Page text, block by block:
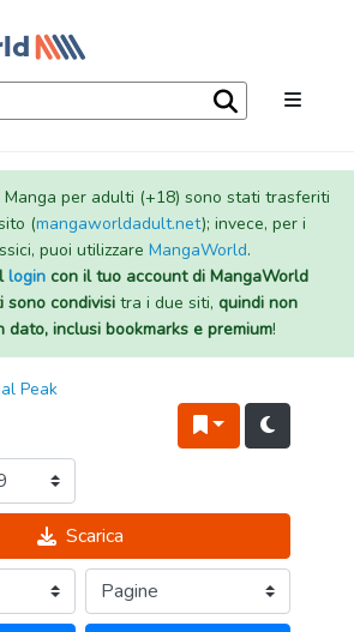
per adulti (+18) sono stati trasferiti
(mangaworldadult.net); invece, per i
puoi utilizzare MangaWorld.
logincon il tuo account di MangaWorld
sono condivisi tra i due siti, quindi non
dato, inclusi bookmarks e premium!
Peak
Scarica